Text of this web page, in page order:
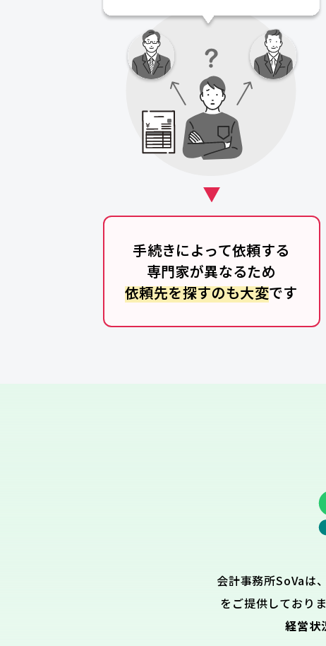
手続きによって依頼する
専門家が異なるため
依頼先を探すのも大変です
会計事務所SoVaは、
をご提供しており
経営状